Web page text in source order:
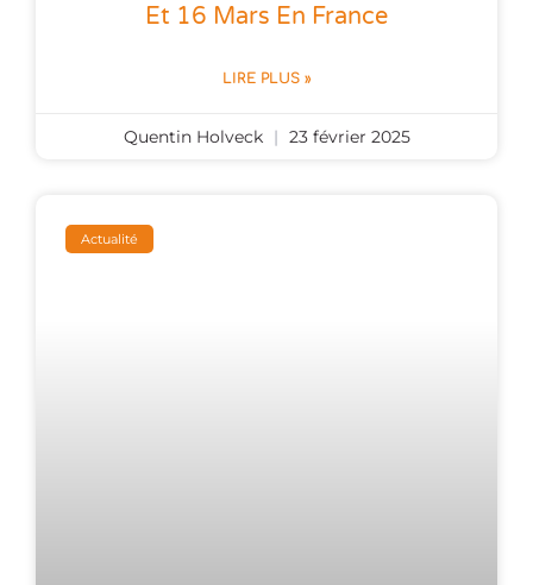
Et 16 Mars En France
LIRE PLUS »
Quentin Holveck 23 février 2025
Actualité